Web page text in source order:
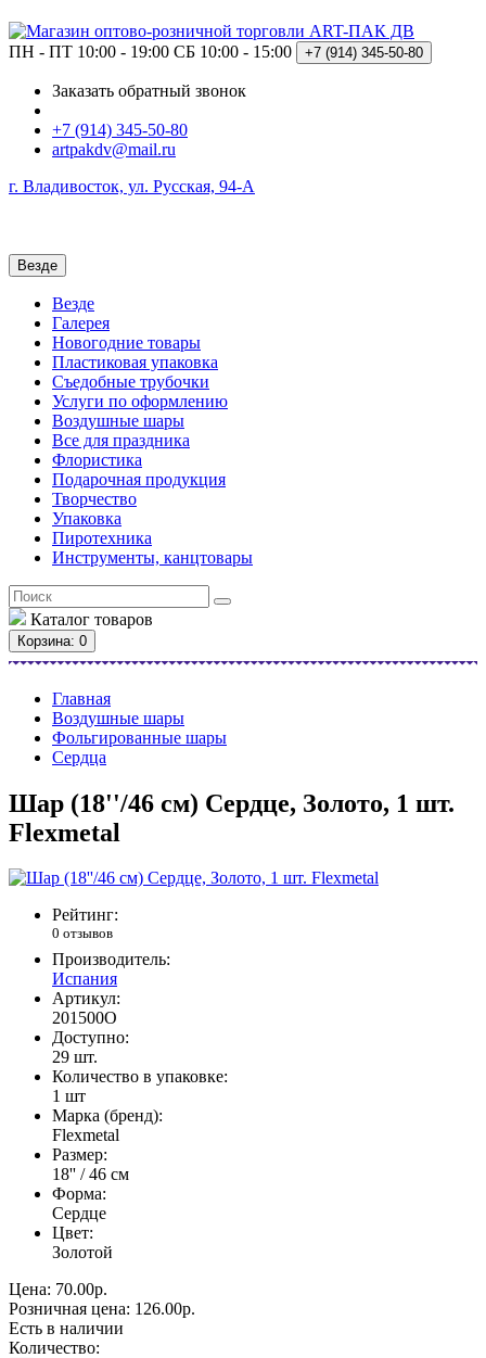
ПН - ПТ 10:00 - 19:00 СБ 10:00 - 15:00 +7 (914) 345-50-80
Заказать обратный звонок
+7 (914) 345-50-80
artpakdv@mail.ru
г. Владивосток, ул. Русская, 94-А
Везде
Везде
Галерея
Новогодние товары
Пластиковая упаковка
Съедобные трубочки
Услуги по оформлению
Воздушные шары
Все для праздника
Флористика
Подарочная продукция
Творчество
Упаковка
Пиротехника
Инструменты, канцтовары
Каталог товаров
Корзина: 0
Главная
Воздушные шары
Фольгированные шары
Сердца
Шар (18''/46 см) Сердце, Золото, 1 шт.
Flexmetal
Рейтинг:
0 отзывов
Производитель:
Испания
Артикул:
201500O
Доступно:
29 шт.
Количество в упаковке:
1 шт
Марка (бренд):
Flexmetal
Размер:
18'' / 46 см
Форма:
Сердце
Цвет:
Золотой
Цена: 70.00р.
Розничная цена: 126.00р.
Есть в наличии
Количество: